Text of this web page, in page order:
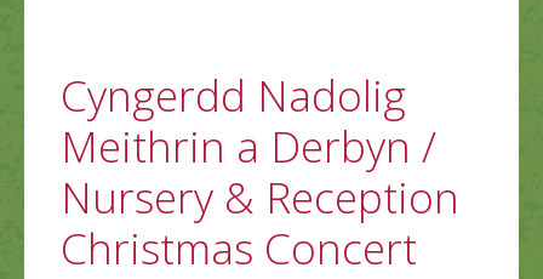
Cyngerdd Nadolig
Meithrin a Derbyn /
Nursery & Reception
Christmas Concert